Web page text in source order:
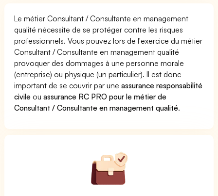
Le métier Consultant / Consultante en management
qualité nécessite de se protéger contre les risques
professionnels. Vous pouvez lors de l'exercice du métier
Consultant / Consultante en management qualité
provoquer des dommages à une personne morale
(entreprise) ou physique (un particulier). Il est donc
important de se couvrir par uneassurance responsabilité
civile ouassurance RC PRO pour le métier de
Consultant / Consultante en management qualité.